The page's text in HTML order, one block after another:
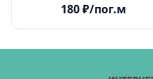
180₽/пог.м